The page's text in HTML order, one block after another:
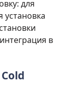
для
установка
в